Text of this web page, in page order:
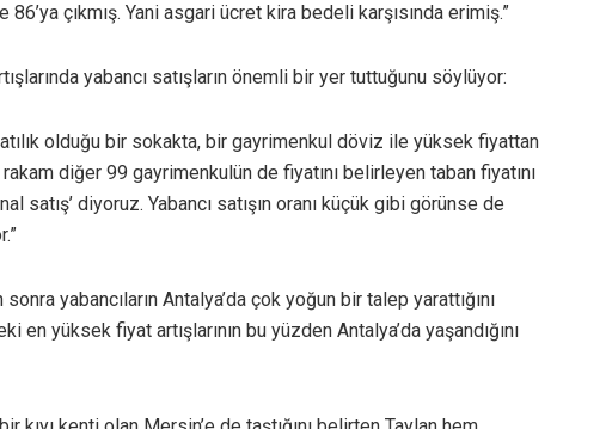
çıkmış. Yani asgari ücret kira bedeli karşısında erimiş.”
yabancı satışların önemli bir yer tuttuğunu söylüyor:
olduğu bir sokakta, bir gayrimenkul döviz ile yüksek fiyattan
diğer 99 gayrimenkulün de fiyatını belirleyen taban fiyatını
satış’ diyoruz. Yabancı satışın oranı küçük gibi görünse de
yabancıların Antalya’da çok yoğun bir talep yarattığını
en yüksek fiyat artışlarının bu yüzden Antalya’da yaşandığını